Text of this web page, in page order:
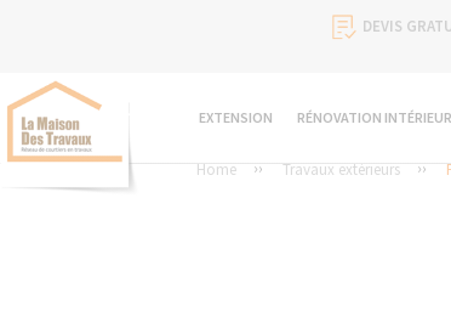
DEVIS
EXTENSION RÉNOVATION
Home Travaux extérieurs